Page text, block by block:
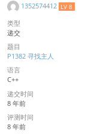
1352574412 LV 8
类型
递交
题目
P1382 寻找主人
语言
C++
递交时间
8 年前
评测时间
8 年前